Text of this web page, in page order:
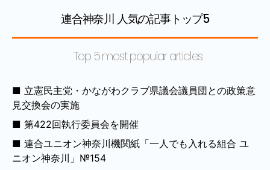
連合神奈川 人気の記事トップ5
Top 5 most popular articles
立憲民主党・かながわクラブ県議会議員団との政策意
見交換会の実施
第422回執行委員会を開催
連合ユニオン神奈川機関紙「一人でも入れる組合 ユ
ニオン神奈川」№154